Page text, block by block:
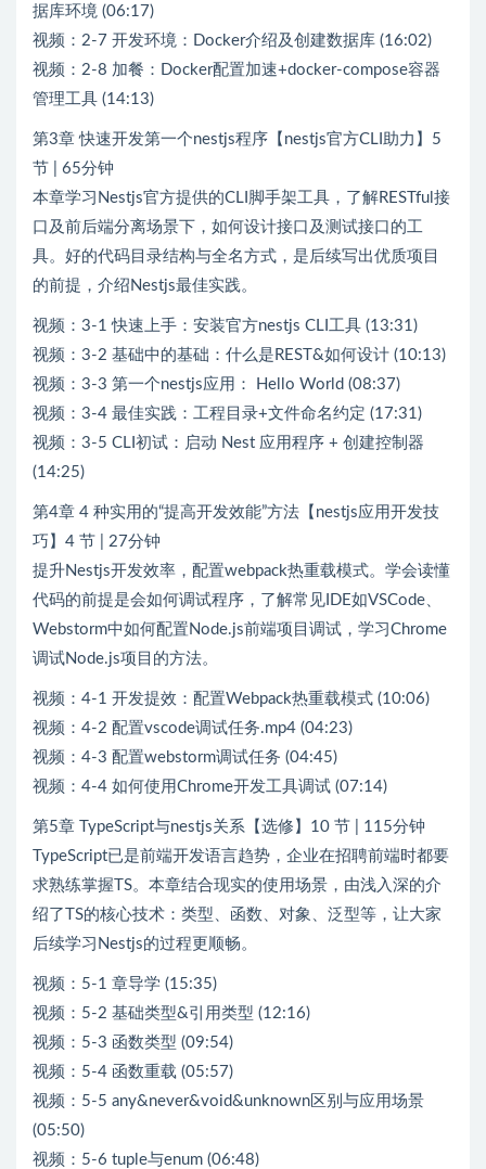
据库环境 (06:17)
视频：2-7 开发环境：Docker介绍及创建数据库 (16:02)
视频：2-8 加餐：Docker配置加速+docker-compose容器
管理工具 (14:13)
第3章 快速开发第一个nestjs程序【nestjs官方CLI助力】5
节 | 65分钟
本章学习Nestjs官方提供的CLI脚手架工具，了解RESTful接
口及前后端分离场景下，如何设计接口及测试接口的工
具。好的代码目录结构与全名方式，是后续写出优质项目
的前提，介绍Nestjs最佳实践。
视频：3-1 快速上手：安装官方nestjs CLI工具 (13:31)
视频：3-2 基础中的基础：什么是REST&如何设计 (10:13)
视频：3-3 第一个nestjs应用： Hello World (08:37)
视频：3-4 最佳实践：工程目录+文件命名约定 (17:31)
视频：3-5 CLI初试：启动 Nest 应用程序 + 创建控制器
(14:25)
第4章 4 种实用的“提高开发效能”方法【nestjs应用开发技
巧】4 节 | 27分钟
提升Nestjs开发效率，配置webpack热重载模式。学会读懂
代码的前提是会如何调试程序，了解常见IDE如VSCode、
Webstorm中如何配置Node.js前端项目调试，学习Chrome
调试Node.js项目的方法。
视频：4-1 开发提效：配置Webpack热重载模式 (10:06)
视频：4-2 配置vscode调试任务.mp4 (04:23)
视频：4-3 配置webstorm调试任务 (04:45)
视频：4-4 如何使用Chrome开发工具调试 (07:14)
第5章 TypeScript与nestjs关系【选修】10 节 | 115分钟
TypeScript已是前端开发语言趋势，企业在招聘前端时都要
求熟练掌握TS。本章结合现实的使用场景，由浅入深的介
绍了TS的核心技术：类型、函数、对象、泛型等，让大家
后续学习Nestjs的过程更顺畅。
视频：5-1 章导学 (15:35)
视频：5-2 基础类型&引用类型 (12:16)
视频：5-3 函数类型 (09:54)
视频：5-4 函数重载 (05:57)
视频：5-5 any&never&void&unknown区别与应用场景
(05:50)
视频：5-6 tuple与enum (06:48)